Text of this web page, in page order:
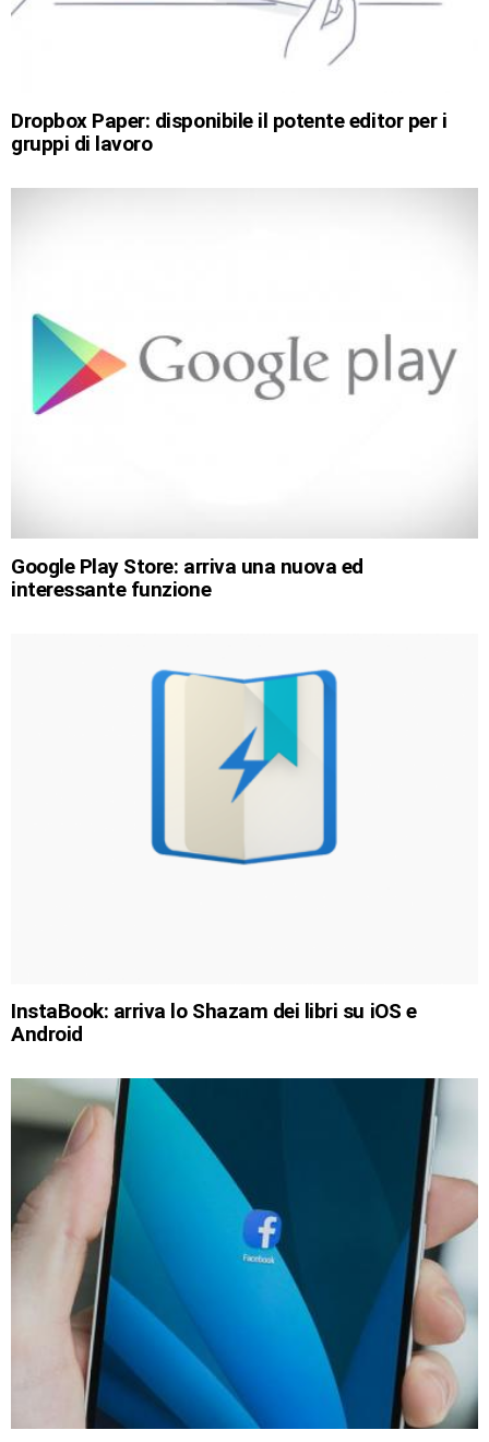
Dropbox Paper: disponibile il potente editor per i
gruppi di lavoro
Google Play Store: arriva una nuova ed
interessante funzione
InstaBook: arriva lo Shazam dei libri su iOS e
Android